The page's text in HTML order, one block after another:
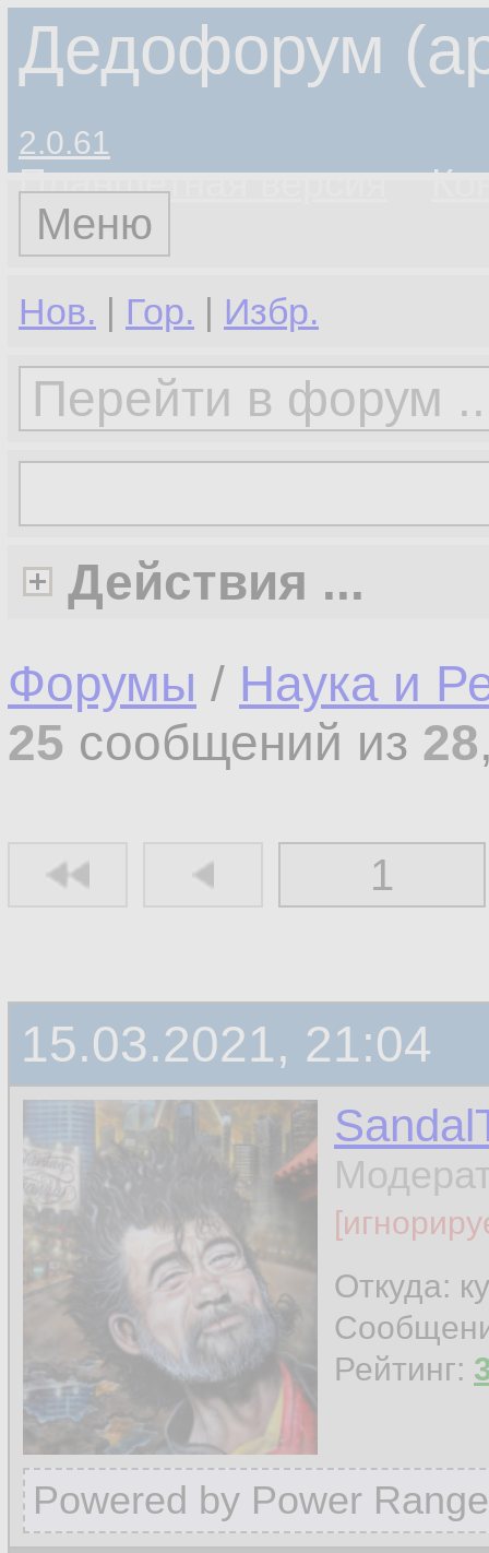
Дедофорум
2.0.61
Планшетная версия
Меню
Нов. | Гор. | Избр.
Действия ...
Форумы / Наука и
25 сообщений из 28
1
15.03.2021, 21:04
Откуда:
Рейтинг:
Powered by Power